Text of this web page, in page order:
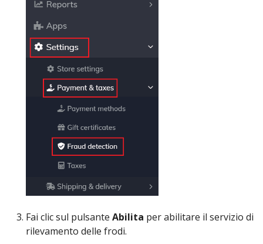
Fai clic sul pulsante Abilita per abilitare il servizio di
rilevamento delle frodi.